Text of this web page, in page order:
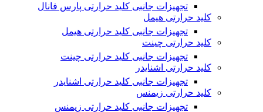
تجهیزات جانبی کلید حرارتی پارس فانال
کلید حرارتی هیمل
تجهیزات جانبی کلید حرارتی هیمل
کلید حرارتی چینت
تجهیزات جانبی کلید حرارتی چینت
کلید حرارتی اشنایدر
تجهیزات جانبی کلید حرارتی اشنایدر
کلید حرارتی زیمنس
تجهیزات جانبی کلید حرارتی زیمنس